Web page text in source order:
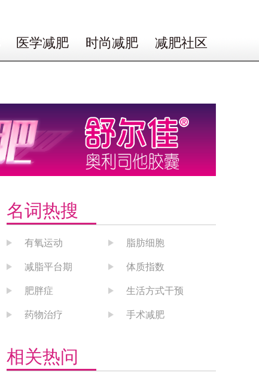
医学减肥 时尚减肥 减肥社区
名词热搜
有氧运动 脂肪细胞
减脂平台期 体质指数
肥胖症 生活方式干预
药物治疗 手术减肥
相关热问